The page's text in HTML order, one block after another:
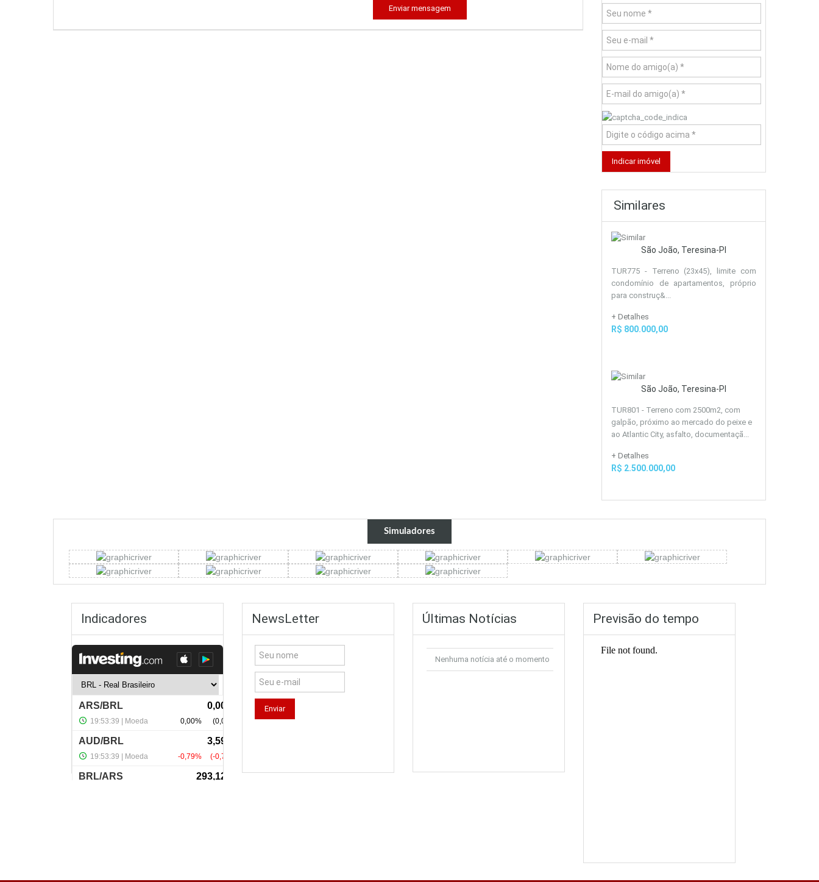
Enviar mensagem
Similares
São João, Teresina-PI
TUR775 - Terreno (23x45), limite com
condomínio de apartamentos, próprio
para construç&...
+ Detalhes
R$ 800.000,00
São João, Teresina-PI
TUR801 - Terreno com 2500m2, com
galpão, próximo ao mercado do peixe e
ao Atlantic City, asfalto, documentaçã...
+ Detalhes
R$ 2.500.000,00
Simuladores
Indicadores NewsLetter Últimas Notícias
Nenhuma notícia até o momento
Previsão do tempo